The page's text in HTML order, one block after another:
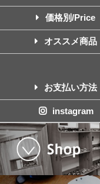
価格別/Price
オススメ商品
お支払い方法
instagram